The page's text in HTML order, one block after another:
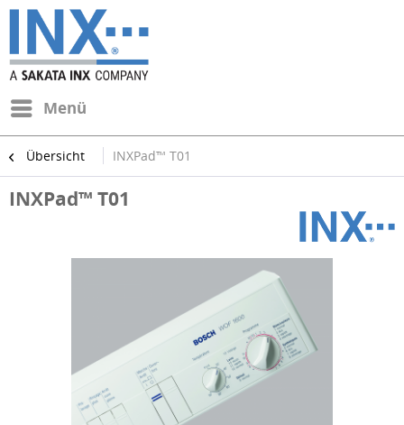
Menü
Übersicht INXPad™ T01
INXPad™ T01